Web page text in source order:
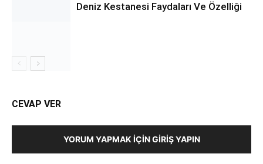
Deniz Kestanesi Faydaları Ve Özelliği
CEVAP VER
YORUM YAPMAK İÇIN GIRIŞ YAPIN